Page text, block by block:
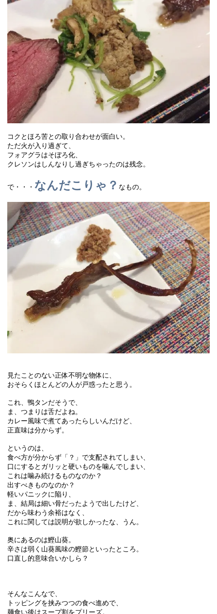
コクとほろ苦との取り合わせが面白い。
ただ火が入り過ぎて、
フォアグラはそぼろ化、
クレソンはしんなりし過ぎちゃったのは残念。
で・・・ なんだこりゃ？ なもの。
見たことのない正体不明な物体に、
おそらくほとんどの人が戸惑ったと思う。
これ、鴨タンだそうで、
ま、つまりは舌だよね。
カレー風味で煮てあったらしいんだけど、
正直味は分からず。
というのは、
食べ方が分からず「？」で支配されてしまい、
口にするとガリッと硬いものを噛んでしまい、
これは噛み続けるものなのか？
出すべきものなのか？
軽いパニックに陥り、
ま、結局は細い骨だったようで出したけど、
だから味わう余裕はなく、
これに関しては説明が欲しかったな、うん。
奥にあるのは鰹山葵。
辛さは弱く山葵風味の鰹節といったところ。
口直し的意味合いかしら？
そんなこんなで、
トッピングを挟みつつの食べ進めで、
麺食い後はスープ割をプリーズ。